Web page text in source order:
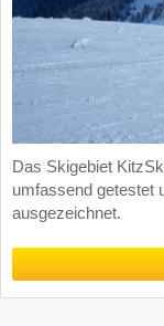
Das Skigebiet
umfassend getestet
ausgezeichnet.